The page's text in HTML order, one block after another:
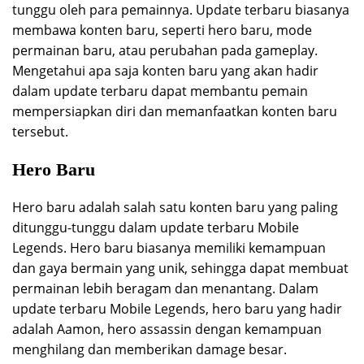
tunggu oleh para pemainnya. Update terbaru biasanya
membawa konten baru, seperti hero baru, mode
permainan baru, atau perubahan pada gameplay.
Mengetahui apa saja konten baru yang akan hadir
dalam update terbaru dapat membantu pemain
mempersiapkan diri dan memanfaatkan konten baru
tersebut.
Hero Baru
Hero baru adalah salah satu konten baru yang paling
ditunggu-tunggu dalam update terbaru Mobile
Legends. Hero baru biasanya memiliki kemampuan
dan gaya bermain yang unik, sehingga dapat membuat
permainan lebih beragam dan menantang. Dalam
update terbaru Mobile Legends, hero baru yang hadir
adalah Aamon, hero assassin dengan kemampuan
menghilang dan memberikan damage besar.